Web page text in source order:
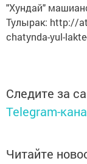
"Хундай"
Тулырак: http://
chatynda-yul-
Следите за
Telegram-
Читайте